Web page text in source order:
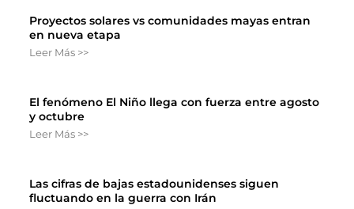
Proyectos solares vs comunidades mayas entran
en nueva etapa
Leer Más >>
El fenómeno El Niño llega con fuerza entre agosto
y octubre
Leer Más >>
Las cifras de bajas estadounidenses siguen
fluctuando en la guerra con Irán